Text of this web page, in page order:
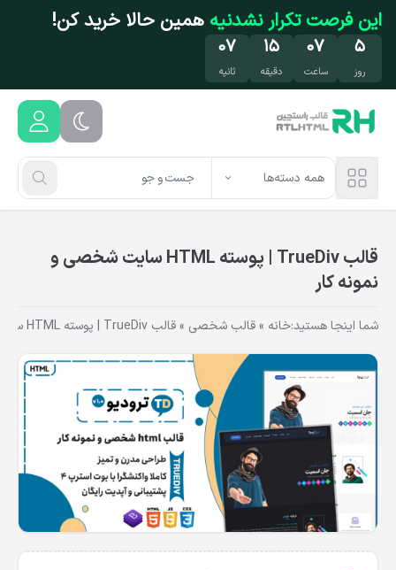
رفتن به محتوای اصلی
این فرصت تکرار نشدنیه همین حالا خرید کن!
۵
روز
۰۷
ساعت
۱۵
دقیقه
۰۶
ثانیه
همه دسته‌ها
قالب TrueDiv | پوسته HTML سایت شخصی و
نمونه کار
شما اینجا هستید:خانه »قالب شخصی »قالب TrueDiv | پوسته HTML سایت شخصی و نمونه کار